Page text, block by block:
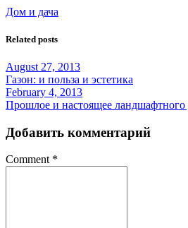
Дом и дача
Related posts
August 27, 2013
Газон: и польза и эстетика
February 4, 2013
Прошлое и настоящее ландшафтного
Добавить комментарий
Comment *